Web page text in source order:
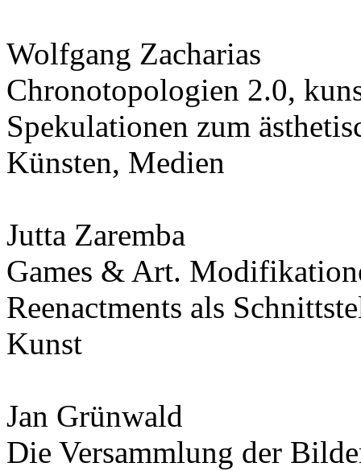
Wolfgang Zacharias
Chronotopologien 2.0,
Spekulationen zum
Künsten, Medien
Jutta Zaremba
Games & Art.
Reenactments als
Kunst
Jan Grünwald
Die Versammlung der